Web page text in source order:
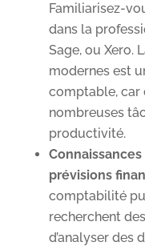
Familiarisez-
dans la
Sage, ou Xero.
modernes est
comptable, car
nombreuses
productivité.
prévisions
comptabilité
recherchent
d’analyser des